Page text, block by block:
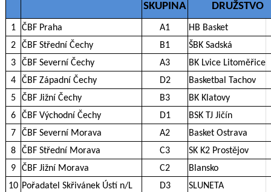
SKUPINA DRUŽSTVO
1 ČBF Praha A1
HB Basket
2
ČBF Střední Čechy B1
ŠBK Sadská
3
ČBF Severní Čechy A3
BK Lvice Litoměřice
4
ČBF Západní Čechy D2
Basketbal Tachov
5
ČBF Jižní Čechy B3
BK Klatovy
6
ČBF Východní Čechy D1
BSK TJ Jičín
7
ČBF Severní Morava A2
Basket Ostrava
8
ČBF Střední Morava C3
SK K2 Prostějov
9
ČBF Jižní Morava C2
Blansko
10 Pořadatel Skřivánek Ústí n/L D3
SLUNETA